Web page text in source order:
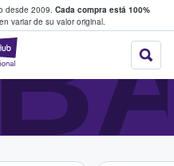
desde 2009. Cada compra está 100%
variar de su valor original.
StubHub: donde
boletos